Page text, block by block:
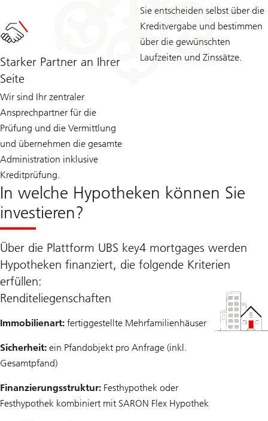
Sie entscheiden selbst über die
Kreditvergabe und bestimmen
über die gewünschten
Laufzeiten und Zinssätze.
Starker Partner an Ihrer
Seite
Wir sind Ihr zentraler
Ansprechpartner für die
Prüfung und die Vermittlung
und übernehmen die gesamte
Administration inklusive
Kreditprüfung.
In welche Hypotheken können Sie
investieren?
Über die Plattform UBS key4 mortgages werden
Hypotheken finanziert, die folgende Kriterien
erfüllen:
Renditeliegenschaften
Immobilienart: fertiggestellte Mehrfamilienhäuser
Sicherheit: ein Pfandobjekt pro Anfrage (inkl.
Gesamtpfand)
Finanzierungsstruktur: Festhypothek oder
Festhypothek kombiniert mit SARON Flex Hypothek